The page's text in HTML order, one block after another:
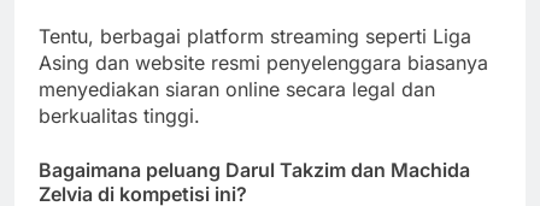
Tentu, berbagai platform streaming seperti Liga
Asing dan website resmi penyelenggara biasanya
menyediakan siaran online secara legal dan
berkualitas tinggi.
Bagaimana peluang Darul Takzim dan Machida
Zelvia di kompetisi ini?